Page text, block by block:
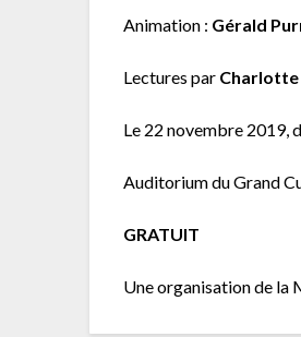
Animation : Gérald
Lectures par Charlotte
Le 22 novembre 2019,
Auditorium du Grand
GRATUIT
Une organisation de la